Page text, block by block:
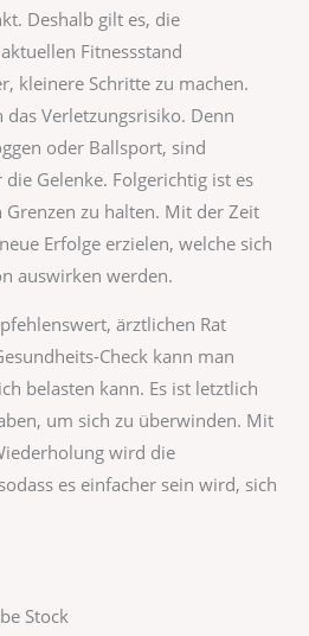
Deshalb gilt es, die
Fitnessstand
kleinere Schritte zu machen.
Verletzungsrisiko. Denn
oder Ballsport, sind
Gelenke. Folgerichtig ist es
zu halten. Mit der Zeit
Erfolge erzielen, welche sich
auswirken werden.
ärztlichen Rat
Check kann man
belasten kann. Es ist letztlich
um sich zu überwinden. Mit
wird die
es einfacher sein wird, sich
Stock